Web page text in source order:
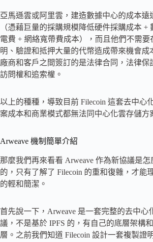
亞馬遜雲或阿里雲，建造數據中心的成本遠
（憑藉巨量的採購規模降低硬件採購成本 +
電費 + 網絡寬帶費成本），而且他們不需要
明、驗證和抵押大量的代幣造成帶來機會成
廠商和客戶之間簽訂的是法律合同，法律保
訪問權和追索權。
以上的種種，導致目前 Filecoin 這套去中心
案成本和商業模式都無法同中心化雲存儲方
Arweave 機制簡單介紹
那麼我們再來看看 Arweave 作為新協議是怎
的，只有了解了 Filecoin 的重和復雜，才能
的輕和簡潔。
首先說一下，Arweave 是一套完整的去中心
議，不是基於 IPFS 的，有自己的底層架構
層。之前我們知道 Filecoin 設計一套複製證明